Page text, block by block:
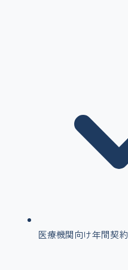
医療機関向け年間契約